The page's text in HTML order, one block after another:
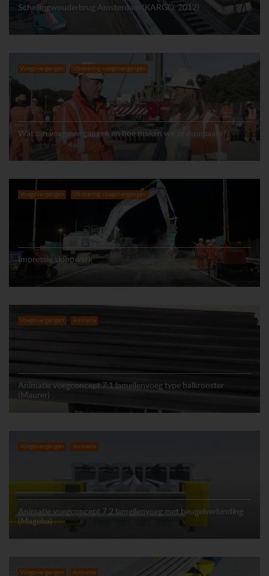
Schellingwouderbrug Amsterdam (KARGO, 2012)
Voegovergangen Uitvoering voegovergangen
Wat zijn voegovergangen en hoe maken we ze duurzaam?
Voegovergangen Uitvoering voegovergangen
Impressie sloopwerk
Voegovergangen Animatie
Animatie voegconcept 7.1 lamellenvoeg type balkrooster
(Maurer)
Voegovergangen Animatie
Animatie voegconcept 7.2 lamellenvoeg met beugelverbinding
(Mageba)
Voegovergangen Animatie